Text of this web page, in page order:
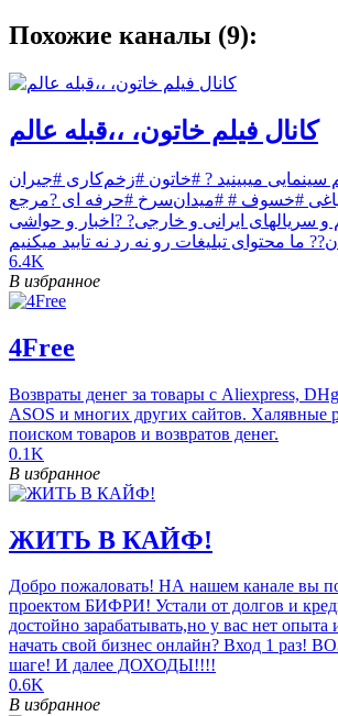
Похожие каналы (9):
کانال فیلم خاتون، ،،قبله عالم
سینمایی میبینید ? #خاتون #زخم‌کاری #جیران
#خسوف # #میدان‌سرخ #حرفه ای ?مرجع
و سریالهای ایرانی و خارجی? ?اخبار و حواشی
ما محتوای تبلیغات رو نه رد نه تایید میکنیم
6.4K
В избранное
4Free
Возвраты денег за товары с Aliexpress,
ASOS и многих других сайтов. Халявные
поиском товаров и возвратов денег.
0.1K
В избранное
ЖИТЬ В КАЙФ!
Добро пожаловать! НА нашем канале вы
проектом БИФРИ! Устали от долгов и
достойно зарабатывать,но у вас нет опыта
начать свой бизнес онлайн? Вход 1 раз!
шаге! И далее ДОХОДЫ!!!!
0.6K
В избранное